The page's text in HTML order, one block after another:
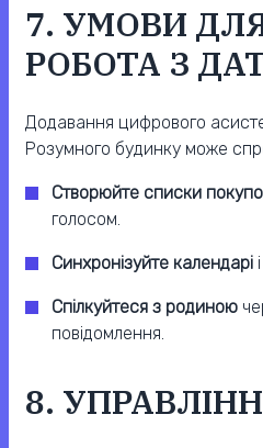
7. УМОВИ
РОБОТА З
Додавання цифрового
Розумного будинку може
Створюйте списки
голосом.
Синхронізуйте календарі
Спілкуйтеся з родиною
повідомлення.
8.